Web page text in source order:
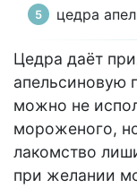
цедра
Цедра даёт
апельсиновую
можно не
мороженого,
лакомство
при желании